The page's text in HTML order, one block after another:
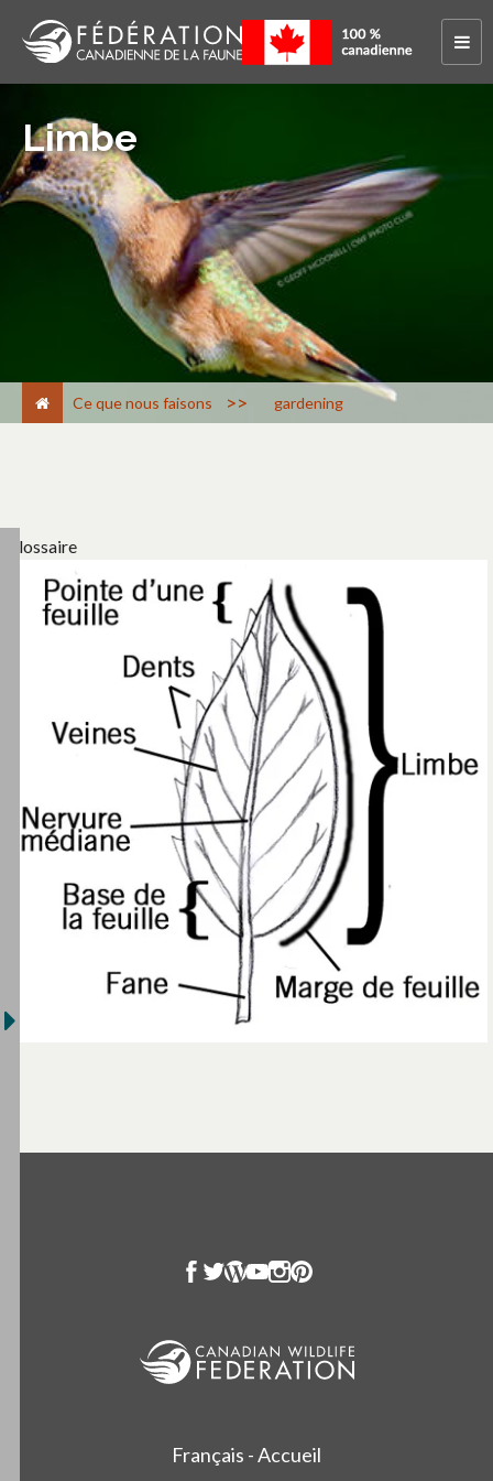
Limbe
Ce que nous faisons > gardening
Glossaire
Français - Accueil